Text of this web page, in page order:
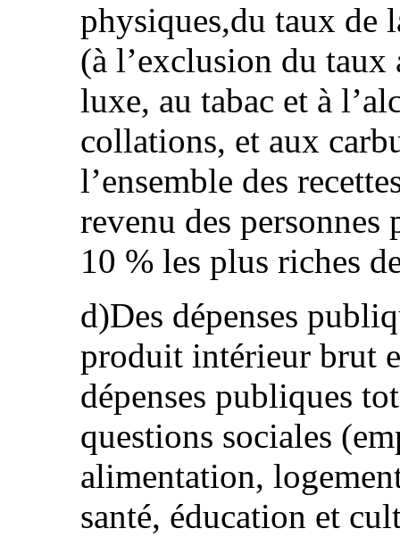
physiques,du taux de
(à l’exclusion du
luxe, au tabac et à
collations, et aux
l’ensemble des
revenu des personnes
10 % les plus riches
d)Des dépenses
produit intérieur brut
dépenses publiques
questions sociales
alimentation,
santé, éducation et